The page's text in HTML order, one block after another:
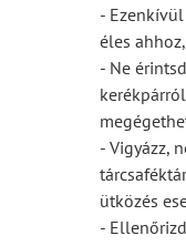
-
éles
- Ne
- Vigyázz,
ütközés
-